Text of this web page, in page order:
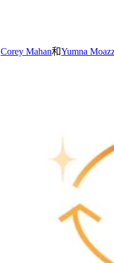
Corey Mahan和Yumna